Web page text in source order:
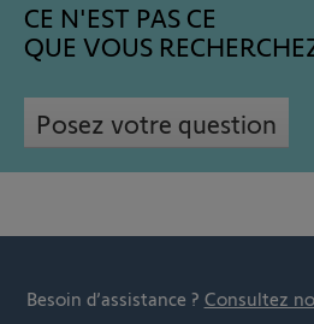
CE N'EST PAS CE
QUE VOUS
Posez votre question
Besoin d’assistance ? Consultez